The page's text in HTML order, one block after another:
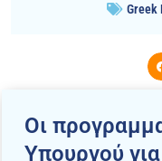
Greek
Οι
Υπουργού